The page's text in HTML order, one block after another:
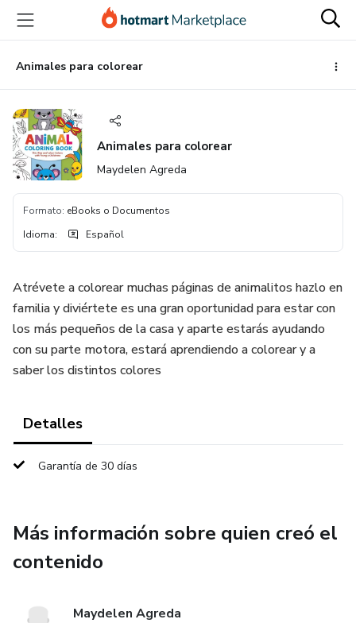
principal
página
de
página
Animales para colorear
Animales para colorear
Maydelen Agreda
Formato: eBooks o Documentos
Idioma: Español
Atrévete a colorear muchas páginas de animalitos hazlo en
familia y diviértete es una gran oportunidad para estar con
los más pequeños de la casa y aparte estarás ayudando
con su parte motora, estará aprendiendo a colorear y a
saber los distintos colores
Detalles
Garantía de 30 días
Más información sobre quien creó el
contenido
Maydelen Agreda